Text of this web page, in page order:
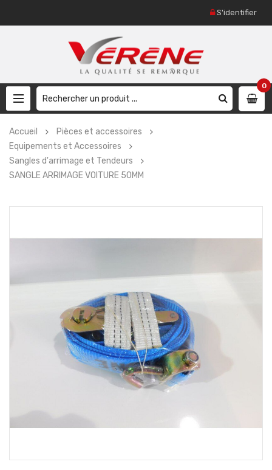
S'identifier
0
Accueil
Pièces et accessoires
Equipements et Accessoires
Sangles d'arrimage et Tendeurs
SANGLE ARRIMAGE VOITURE 50MM